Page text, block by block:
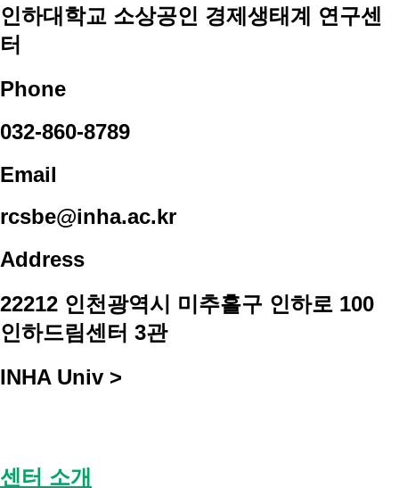
인하대학교 소상공인 경제생태계 연구센
터
Phone
032-860-8789
Email
rcsbe@inha.ac.kr
Address
22212 인천광역시 미추홀구 인하로 100
인하드림센터 3관
INHA Univ >
센터 소개